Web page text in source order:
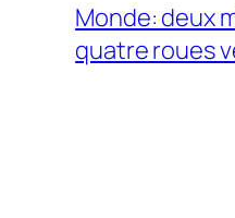
Monde: deux
quatre roues